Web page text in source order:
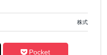
株式
Pocket